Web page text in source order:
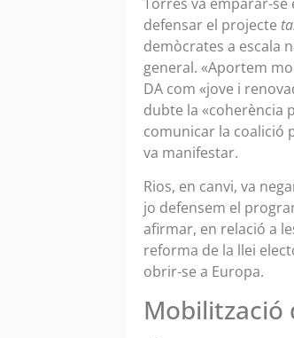
defensar el projecte
demòcrates a escala
general. «Aportem
DA com «jove i
dubte la «coherència
comunicar la coalició
va manifestar.
Rios, en canvi, va
jo defensem el
afirmar, en relació a
reforma de la llei
obrir-se a Europa.
Mobilització